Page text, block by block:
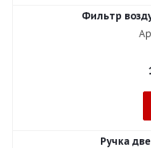
Фильтр
Ручка